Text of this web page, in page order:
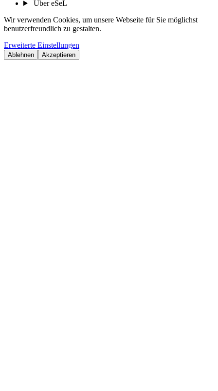
Über eSeL
Wir verwenden Cookies, um unsere Webseite für Sie möglichst
benutzerfreundlich zu gestalten.
Erweiterte Einstellungen
Ablehnen Akzeptieren